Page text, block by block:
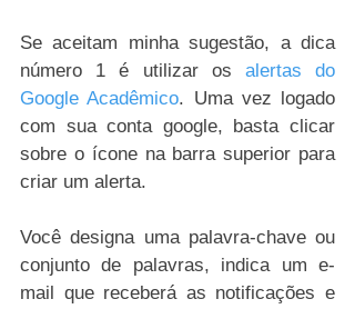
Se aceitam minha sugestão, a dica
número 1 é utilizar os alertas do
Google Acadêmico. Uma vez logado
com sua conta google, basta clicar
sobre o ícone na barra superior para
criar um alerta.
Você designa uma palavra-chave ou
conjunto de palavras, indica um e-
mail que receberá as notificações e